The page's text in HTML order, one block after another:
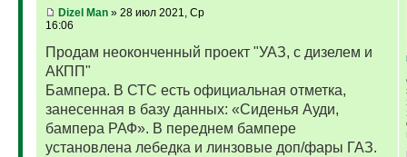
Dizel Man» 28 июл 2021, Ср
16:06
Продам неоконченный проект "УАЗ, с дизелем и
АКПП"
Бампера. В СТС есть официальная отметка,
занесенная в базу данных: «Сиденья Ауди,
бампера РАФ». В переднем бампере
установлена лебедка и линзовые доп/фары ГАЗ.